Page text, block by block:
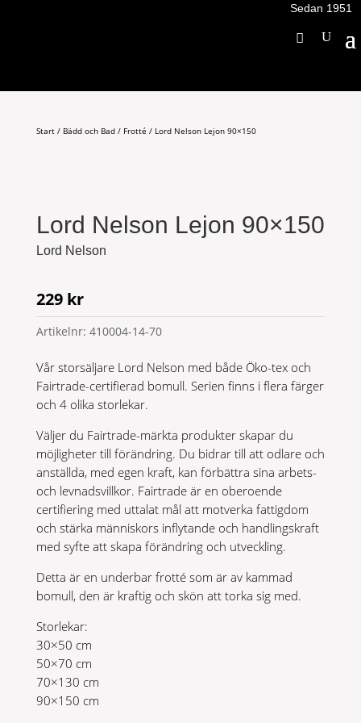
Sedan 1951
Start/ Bädd och Bad/ Frotté / Lord Nelson Lejon 90×150
Lord Nelson Lejon 90×150
Lord Nelson
229 kr
Artikelnr: 410004-14-70
Vår storsäljare Lord Nelson med både Öko-tex och
Fairtrade-certifierad bomull. Serien finns i flera färger
och 4 olika storlekar.
Väljer du Fairtrade-märkta produkter skapar du
möjligheter till förändring. Du bidrar till att odlare och
anställda, med egen kraft, kan förbättra sina arbets-
och levnadsvillkor. Fairtrade är en oberoende
certifiering med uttalat mål att motverka fattigdom
och stärka människors inflytande och handlingskraft
med syfte att skapa förändring och utveckling.
Detta är en underbar frotté som är av kammad
bomull, den är kraftig och skön att torka sig med.
Storlekar:
30×50 cm
50×70 cm
70×130 cm
90×150 cm